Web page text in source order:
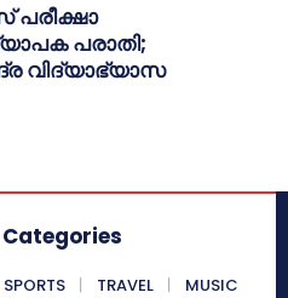
പരീക്ഷാ
പരാതി;
വിദ്യാഭ്യാസ
SPORTS TRAVEL
MUSIC